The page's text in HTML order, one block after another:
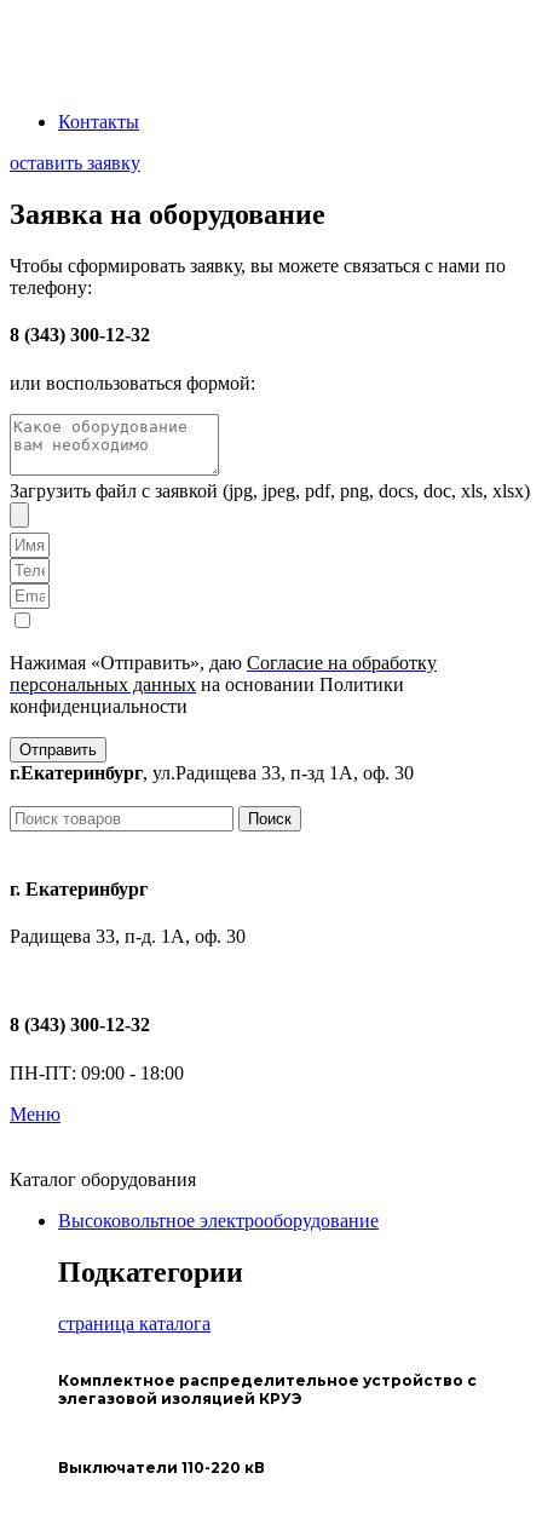
Контакты
оставить заявку
Заявка на оборудование
Чтобы сформировать заявку, вы можете связаться с нами по
телефону:
8 (343) 300-12-32
или воспользоваться формой:
Загрузить файл с заявкой (jpg, jpeg, pdf, png, docs, doc, xls, xlsx)
Нажимая «Отправить», даю Согласие на обработку
персональных данных на основании Политики
конфиденциальности
Отправить
г.Екатеринбург, ул.Радищева 33, п-зд 1А, оф. 30
Поиск
г. Екатеринбург
Радищева 33, п-д. 1А, оф. 30
8 (343) 300-12-32
ПН-ПТ: 09:00 - 18:00
Меню
Каталог оборудования
Высоковольтное электрооборудование
Подкатегории
страница каталога
Комплектное распределительное устройство с
элегазовой изоляцией КРУЭ
Выключатели 110-220 кВ